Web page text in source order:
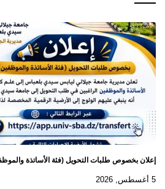
إعلان بخصوص طلبات التحويل (فئة الأساتذة
5 أغسطس, 2026